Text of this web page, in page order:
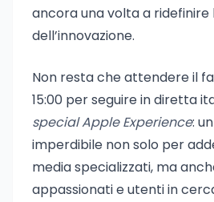
ancora una volta a ridefinire
dell’innovazione.
Non resta che attendere il
15:00 per seguire in diretta
special Apple Experience:
imperdibile non solo per
media specializzati, ma
appassionati e utenti in